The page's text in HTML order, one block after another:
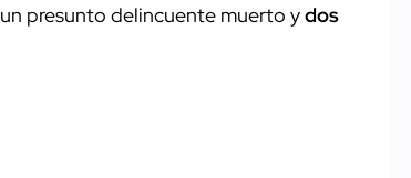
presunto delincuente muerto ydos